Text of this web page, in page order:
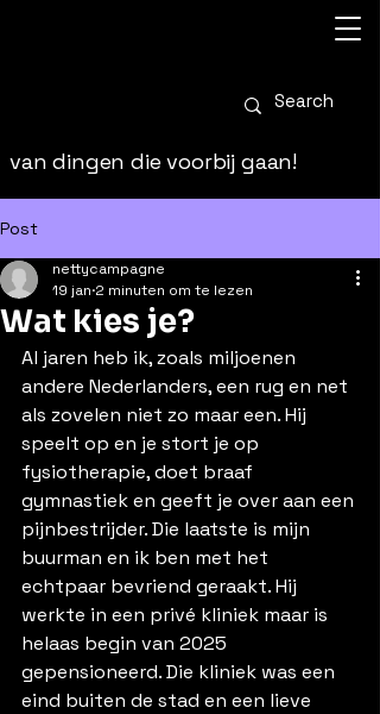
van dingen die voorbij gaan!
Post
Wat kies je?
nettycampagne
19 jan 2 minuten om te lezen
Al jaren heb ik, zoals miljoenen
andere Nederlanders, een rug en net
als zovelen niet zo maar een. Hij
speelt op en je stort je op
fysiotherapie, doet braaf
gymnastiek en geeft je over aan een
pijnbestrijder. Die laatste is mijn
buurman en ik ben met het
echtpaar bevriend geraakt. Hij
werkte in een privé kliniek maar is
helaas begin van 2025
gepensioneerd. Die kliniek was een
eind buiten de stad en een lieve